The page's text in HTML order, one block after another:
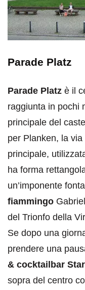
Parade Platz
Parade Platz è il
raggiunta in pochi
principale del
per Planken, la
principale,
ha forma
un’imponente
fiammingo
del Trionfo della
Se dopo una
prendere una
& cocktailbar
sopra del centro